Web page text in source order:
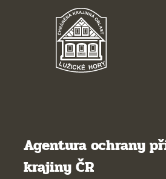
Agentura ochrany
krajiny ČR